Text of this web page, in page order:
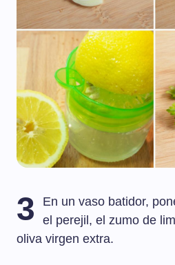
3
En un vaso batidor,
el perejil, el zumo de
oliva virgen extra.